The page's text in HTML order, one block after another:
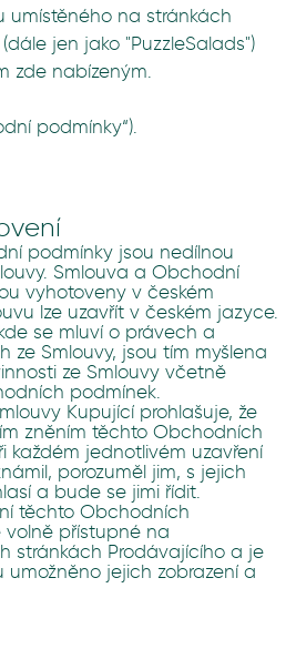
na stránkách
jen jako "PuzzleSalads")
zde nabízeným.
podmínky“).
podmínky jsou nedílnou
Smlouva a Obchodní
vyhotoveny v českém
lze uzavřít v českém jazyce.
se mluví o právech a
ze Smlouvy, jsou tím myšlena
ze Smlouvy včetně
podmínek.
Kupující prohlašuje, že
zněním těchto Obchodních
každém jednotlivém uzavření
porozuměl jim, s jejich
a bude se jimi řídit.
těchto Obchodních
volně přístupné na
stránkách Prodávajícího a je
umožněno jejich zobrazení a